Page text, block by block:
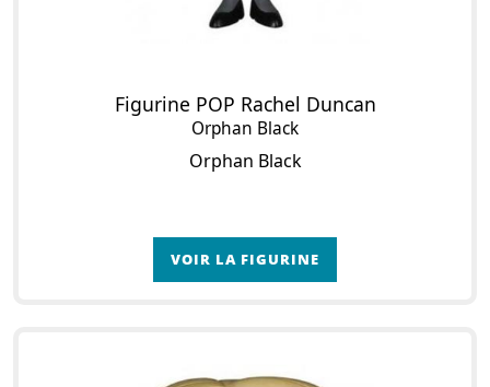
Figurine POP Rachel Duncan
Orphan Black
Orphan Black
VOIR LA FIGURINE